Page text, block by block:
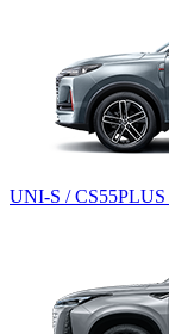
UNI-S / CS55PLUS